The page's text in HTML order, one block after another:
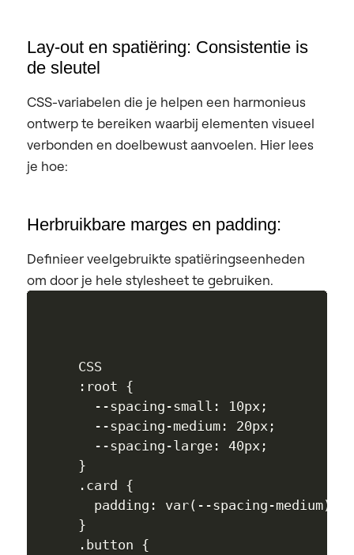
Lay-out en spatiëring: Consistentie is
de sleutel
CSS-variabelen die je helpen een harmonieus
ontwerp te bereiken waarbij elementen visueel
verbonden en doelbewust aanvoelen. Hier lees
je hoe:
Herbruikbare marges en padding:
Definieer veelgebruikte spatiëringseenheden
om door je hele stylesheet te gebruiken.
CSS
:root {
  --spacing-small: 10px;
  --spacing-medium: 20px;
  --spacing-large: 40px;
}
.card {
  padding: var(--spacing-medium);
}
.button {